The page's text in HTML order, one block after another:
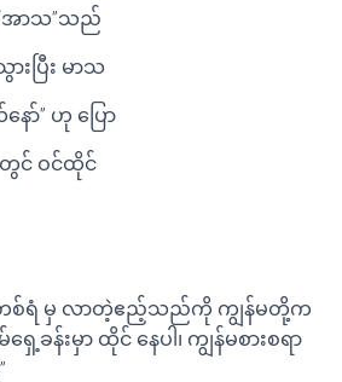
“အာသ”သည်
းပြီး မာသ
ာ်” ဟု ပြော
င် ဝင်ထိုင်
ါတစ်ရံ မှ လာတဲ့ဧည့်သည်ကို ကျွန်မတို့က
ခန်းမှာ ထိုင် နေပါ၊ ကျွန်မစားစရာ